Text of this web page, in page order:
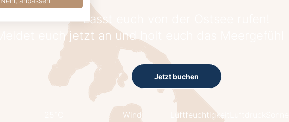
Lasst euch von der Ostsee rufen!
Meldet euch jetzt an und holt euch das Meergefühl
Jetzt buchen
Wind
Luftfeuchtigkeit